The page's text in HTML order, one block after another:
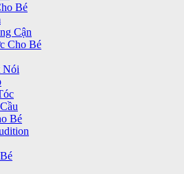
Bé
Cận
Cho Bé
Nói
Bé